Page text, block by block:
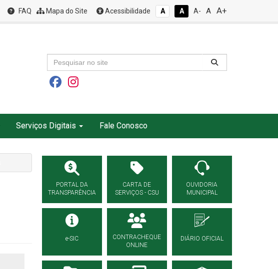
FAQ Mapa do Site Acessibilidade A A A- A A+
Serviços Digitais Fale Conosco
PORTAL DA
TRANSPARÊNCIA
CARTA DE
SERVIÇOS - CSU
OUVIDORIA
MUNICIPAL
e-SIC
CONTRACHEQUE
ONLINE
DIÁRIO OFICIAL